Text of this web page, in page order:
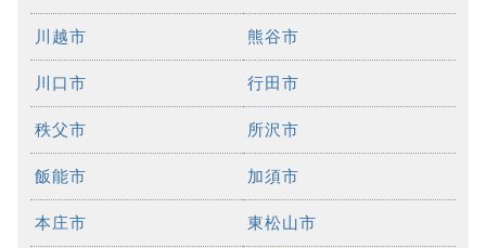
川越市 熊谷市
川口市 行田市
秩父市 所沢市
飯能市 加須市
本庄市 東松山市